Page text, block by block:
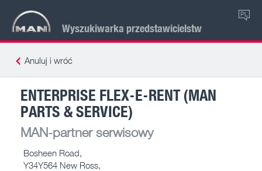
Wyszukiwarka przedstawicielstw
PL
Anuluj i wróć
ENTERPRISE FLEX-E-RENT (MAN
PARTS & SERVICE)
MAN-partner serwisowy
Bosheen Road,
Y34Y564 New Ross,